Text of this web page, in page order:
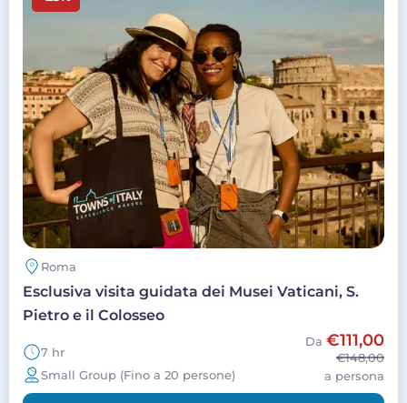
Roma
Esclusiva visita guidata dei Musei Vaticani, S.
Pietro e il Colosseo
7 hr
Small Group (Fino a 20 persone)
Da €111,00
€148,00
a persona